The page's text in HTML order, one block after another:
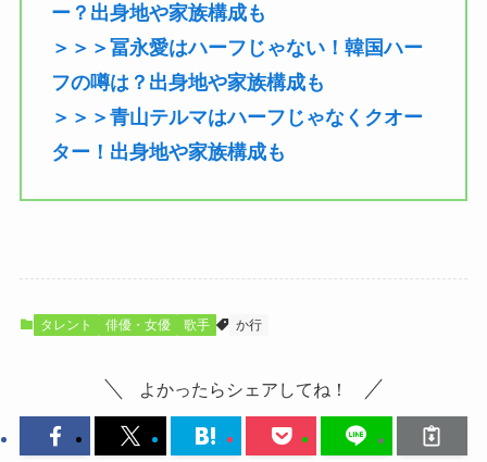
ー？出身地や家族構成も
＞＞＞冨永愛はハーフじゃない！韓国ハー
フの噂は？出身地や家族構成も
＞＞＞青山テルマはハーフじゃなくクオー
ター！出身地や家族構成も
タレント 俳優・女優 歌手 か行
よかったらシェアしてね！